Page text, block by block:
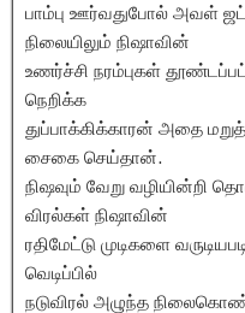
பாம்பு ஊர்வதுபோல் அவள்
நிலையிலும் நிஷாவின்
உணர்ச்சி நரம்புகள்
நெறிக்க
துப்பாக்கிக்காரன் அதை
சைகை செய்தான்.
நிஷவும் வேறு
விரல்கள் நிஷாவின்
ரதிமேட்டு முடிகளை
வெடிப்பில்
நடுவிரல் அழுந்த